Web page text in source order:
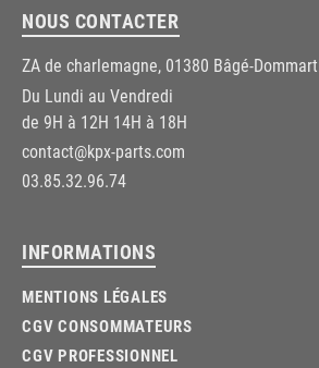
NOUS CONTACTER
ZA de charlemagne, 01380 Bâgé-
Du Lundi au Vendredi
de 9H à 12H 14H à 18H
contact@kpx-parts.com
03.85.32.96.74
INFORMATIONS
MENTIONS LÉGALES
CGV CONSOMMATEURS
CGV PROFESSIONNEL